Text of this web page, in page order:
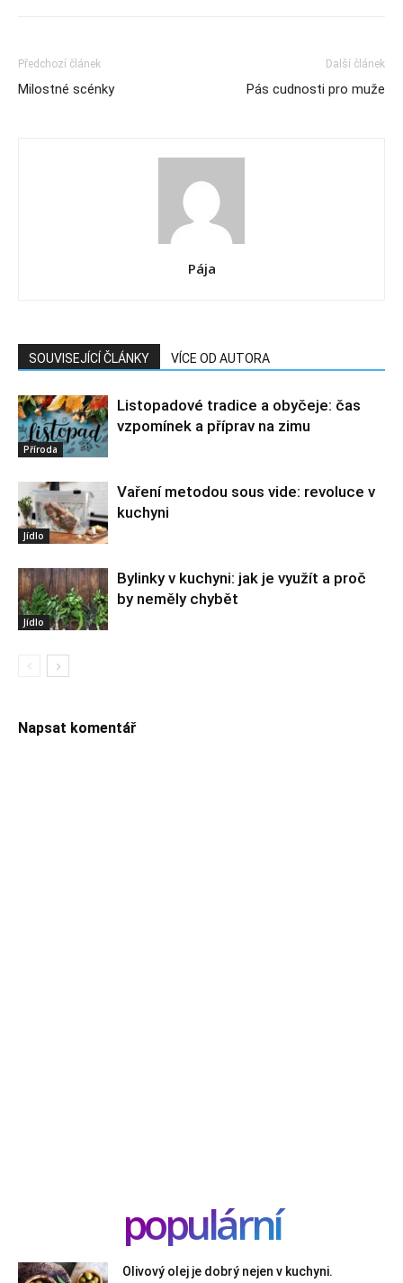
Předchozí článek
Milostné scénky
Další článek
Pás cudnosti pro muže
Pája
SOUVISEJÍCÍ ČLÁNKY VÍCE OD AUTORA
Příroda
Listopadové tradice a obyčeje: čas
vzpomínek a příprav na zimu
Jídlo
Vaření metodou sous vide: revoluce v
kuchyni
Jídlo
Bylinky v kuchyni: jak je využít a proč
by neměly chybět
Napsat komentář
populární
Olivový olej je dobrý nejen v kuchyni.